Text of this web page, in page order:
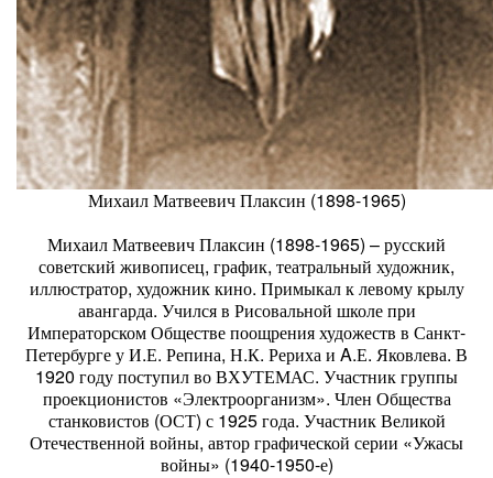
Михаил Матвеевич Плаксин (1898-1965)
Михаил Матвеевич Плаксин (1898-1965) – русский
советский живописец, график, театральный художник,
иллюстратор, художник кино. Примыкал к левому крылу
авангарда. Учился в Рисовальной школе при
Императорском Обществе поощрения художеств в Санкт-
Петербурге у И.Е. Репина, Н.К. Рериха и A.Е. Яковлева. В
1920 году поступил во ВХУТЕМАС. Участник группы
проекционистов «Электроорганизм». Член Общества
станковистов (ОСТ) с 1925 года. Участник Великой
Отечественной войны, автор графической серии «Ужасы
войны» (1940-1950-е)